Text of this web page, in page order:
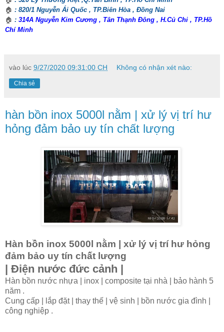
🏠 : 820/1 Nguyễn Ái Quốc , TP.Biên Hòa , Đồng Nai
🏠 : 314A Nguyễn Kim Cương , Tân Thạnh Đông , H.Củ Chi , TP.Hồ
Chí Minh
vào lúc 9/27/2020 09:31:00 CH Không có nhận xét nào:
Chia sẻ
hàn bồn inox 5000l nằm | xử lý vị trí hư
hỏng đảm bảo uy tín chất lượng
Hàn bồn inox 5000l nằm | xử lý vị trí hư hỏng
đảm bảo uy tín chất lượng
| Điện nước đức cảnh |
Hàn bồn nước nhựa | inox | composite tại nhà | bảo hành 5
năm .
Cung cấp | lắp đặt | thay thế | vệ sinh | bồn nước gia đình |
công nghiệp .